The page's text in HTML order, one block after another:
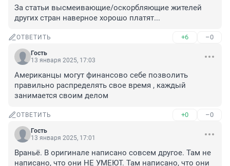
За статьи высмеивающие/оскорбляющие жителей
других стран наверное хорошо платят...
ОТВЕТИТЬ +6 –0
Гость
13 января 2025, 17:03
Американцы могут финансово себе позволить
правильно распределять свое время , каждый
занимается своим делом
ОТВЕТИТЬ +0 –0
Гость
13 января 2025, 17:01
Враньё. В оригинале написано совсем другое. Там не
написано, что они НЕ УМЕЮТ. Там написано, что они